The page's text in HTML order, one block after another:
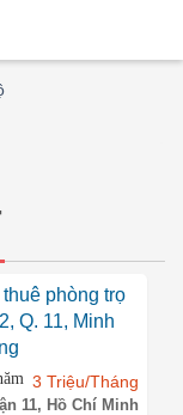
phòng trọ
Q. 11, Minh
3 Triệu/Tháng
11, Hồ Chí Minh